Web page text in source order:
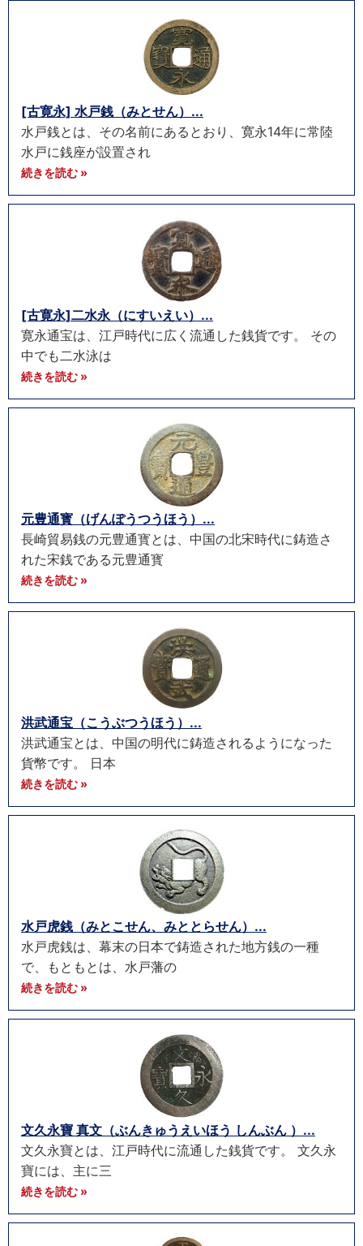
[古寛永] 水戸銭（みとせん）...
水戸銭とは、その名前にあるとおり、寛永14年に常陸
水戸に銭座が設置され
続きを読む »
[古寛永]二水永（にすいえい）...
寛永通宝は、江戸時代に広く流通した銭貨です。 その
中でも二水泳は
続きを読む »
元豊通寳（げんぽうつうほう）...
長崎貿易銭の元豊通寳とは、中国の北宋時代に鋳造さ
れた宋銭である元豊通寳
続きを読む »
洪武通宝（こうぶつうほう）...
洪武通宝とは、中国の明代に鋳造されるようになった
貨幣です。 日本
続きを読む »
水戸虎銭（みとこせん、みととらせん）...
水戸虎銭は、幕末の日本で鋳造された地方銭の一種
で、もともとは、水戸藩の
続きを読む »
文久永寶 真文（ぶんきゅうえいほう しんぶん ）...
文久永寶とは、江戸時代に流通した銭貨です。 文久永
寶には、主に三
続きを読む »